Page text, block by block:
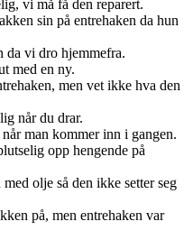
vi må få den reparert.
sin på entrehaken da hun
da vi dro hjemmefra.
med en ny.
men vet ikke hva den
når du drar.
man kommer inn i gangen.
opp hengende på
olje så den ikke setter seg
på, men entrehaken var